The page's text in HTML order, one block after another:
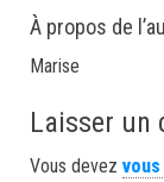
À propos de
Marise
Laisser un
Vous devez